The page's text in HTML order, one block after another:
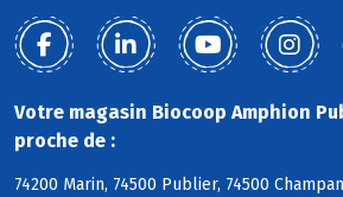
Votre magasin Biocoop Amphion
proche de :
74200 Marin, 74500 Publier, 74500